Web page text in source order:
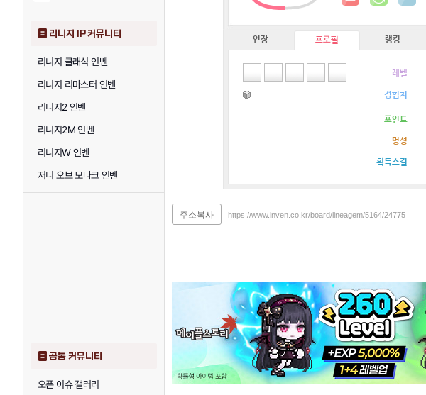
리니지 IP 커뮤니티
리니지 클래식 인벤
리니지 리마스터 인벤
리니지2 인벤
리니지2M 인벤
리니지W 인벤
저니 오브 모나크 인벤
공통 커뮤니티
오픈 이슈 갤러리
인장 프로필 랭킹
레벨
경험치
포인트
명성
획득스킬
주소복사 https://www.inven.co.kr/board/lineagem/5164/24775